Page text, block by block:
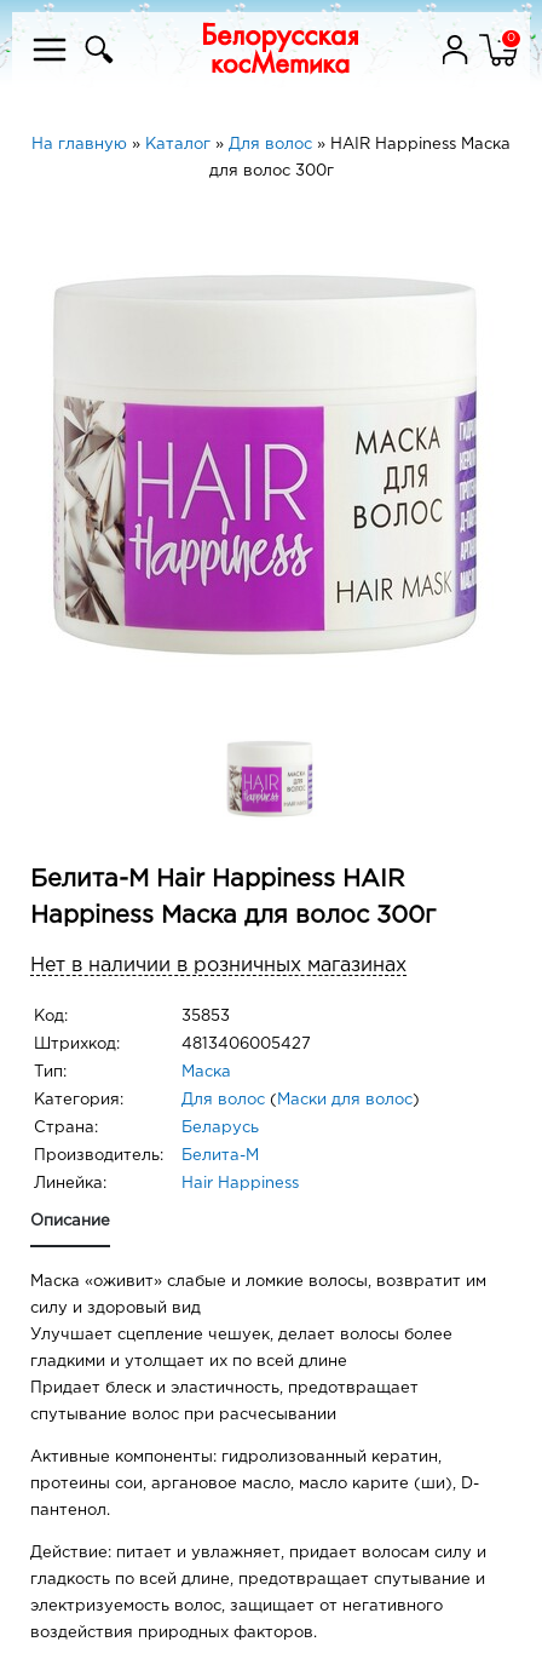
0
На главную » Каталог » Для волос » HAIR Happiness Маска
для волос 300г
Белита-М Hair Happiness HAIR
Happiness Маска для волос 300г
Нет в наличии в розничных магазинах
Код: 35853
Штрихкод: 4813406005427
Тип: Маска
Категория: Для волос ( Маски для волос)
Страна: Беларусь
Производитель: Белита-М
Линейка: Hair Happiness
Описание
Маска «оживит» слабые и ломкие волосы, возвратит им
силу и здоровый вид
Улучшает сцепление чешуек, делает волосы более
гладкими и утолщает их по всей длине
Придает блеск и эластичность, предотвращает
спутывание волос при расчесывании
Активные компоненты: гидролизованный кератин,
протеины сои, аргановое масло, масло карите (ши), D-
пантенол.
Действие: питает и увлажняет, придает волосам силу и
гладкость по всей длине, предотвращает спутывание и
электризуемость волос, защищает от негативного
воздействия природных факторов.